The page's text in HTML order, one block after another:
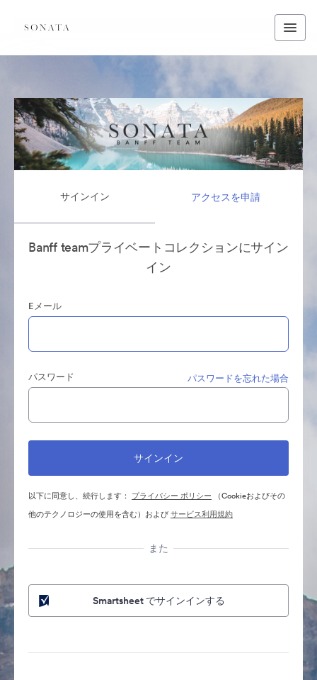
サインイン アクセスを申請
Banff teamプライベートコレクションにサイン
イン
Eメール
パスワード パスワードを忘れた場合
以下に同意し、続行します： プライバシー ポリシー （Cookieおよびその
他のテクノロジーの使用を含む）およびサービス利用規約
また
Smartsheet でサインインする